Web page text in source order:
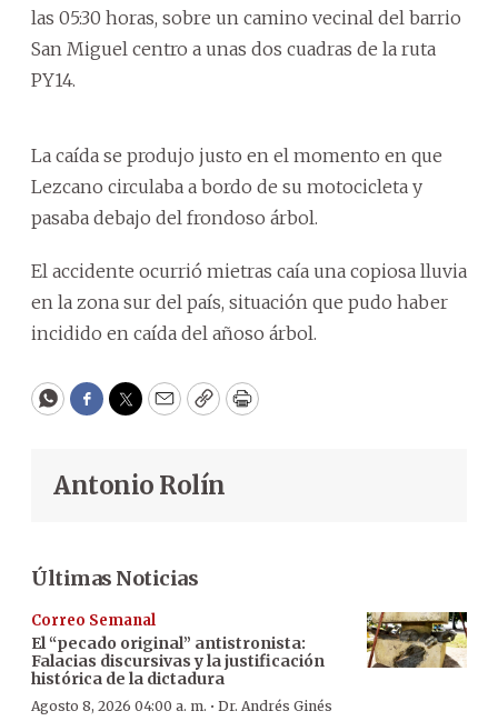
las 05:30 horas, sobre un camino vecinal del barrio
San Miguel centro a unas dos cuadras de la ruta
PY14.
La caída se produjo justo en el momento en que
Lezcano circulaba a bordo de su motocicleta y
pasaba debajo del frondoso árbol.
El accidente ocurrió mietras caía una copiosa lluvia
en la zona sur del país, situación que pudo haber
incidido en caída del añoso árbol.
WhatsApp
Facebook
Twitter
EmailCopyPrint
Antonio Rolín
Últimas Noticias
Correo Semanal
El “pecado original” antistronista:
Falacias discursivas y la justificación
histórica de la dictadura
Agosto 8, 2026 04:00 a. m. · Dr. Andrés Ginés